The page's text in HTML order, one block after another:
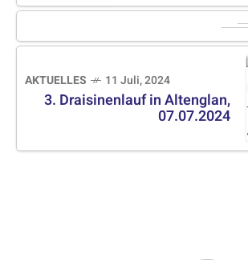
AKTUELLES 11 Juli, 2024
3. Draisinenlauf in Altenglan,
07.07.2024